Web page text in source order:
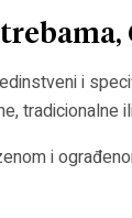
i
tradicionalne
i